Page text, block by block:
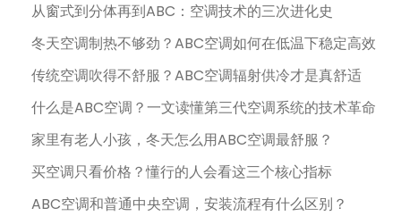
从窗式到分体再到ABC：空调技术的三次进化史
冬天空调制热不够劲？ABC空调如何在低温下稳定高效
传统空调吹得不舒服？ABC空调辐射供冷才是真舒适
什么是ABC空调？一文读懂第三代空调系统的技术革命
家里有老人小孩，冬天怎么用ABC空调最舒服？
买空调只看价格？懂行的人会看这三个核心指标
ABC空调和普通中央空调，安装流程有什么区别？